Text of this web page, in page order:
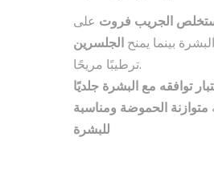
الجريب فروت على
بينما يمنح الجلسرين
ترطيبًا مريحًا.
توافقه مع البشرة جلديًا
متوازنة الحموضة ومناسبة
للبشرة